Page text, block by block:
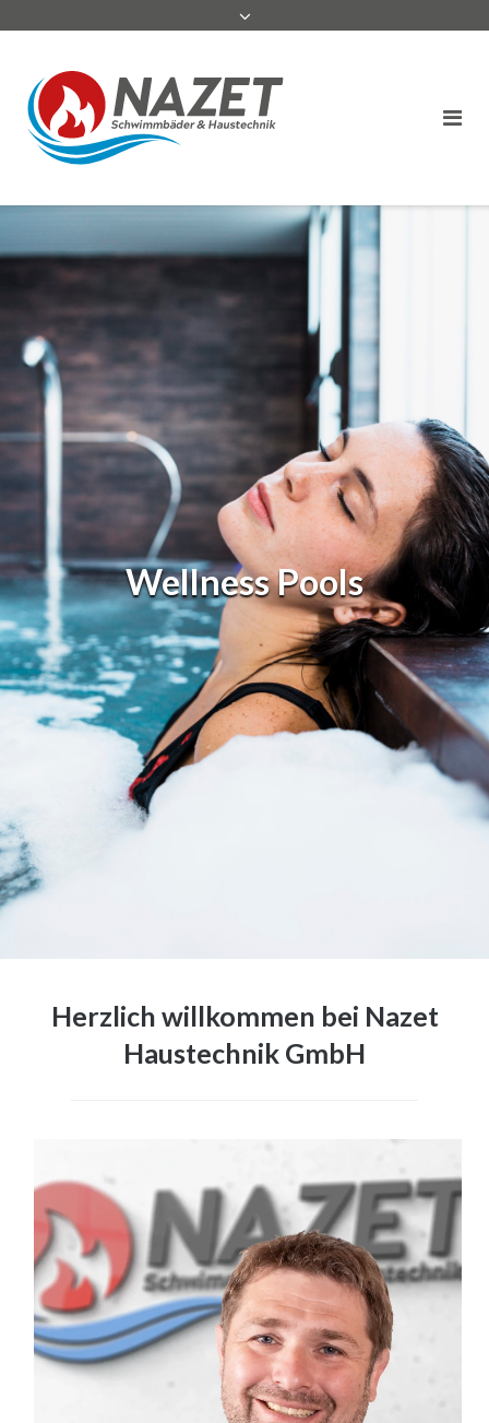
Installation für
Gastronomie und Gewerbe
Herzlich willkommen bei Nazet
Haustechnik GmbH